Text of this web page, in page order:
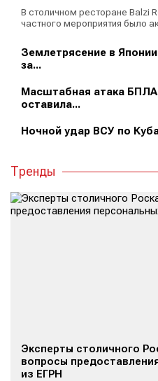
В столичном ресторане Balzi
частного мероприятия было
Землетрясение в
за...
Масштабная атака
оставила...
Ночной удар ВСУ по
Тренды
Эксперты столичного
вопросы
из ЕГРН